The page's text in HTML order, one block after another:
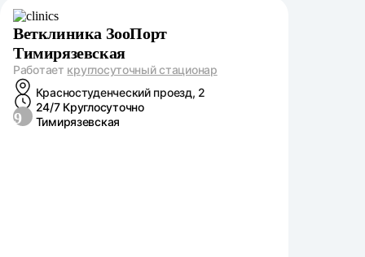
Ветклиника ЗооПорт
Тимирязевская
Работает круглосуточный стационар
Красностуденческий проезд, 2
24/7 Круглосуточно
9 Тимирязевская